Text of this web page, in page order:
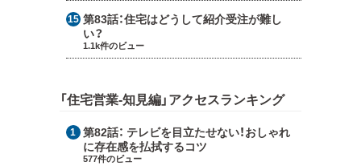
第83話：住宅はどうして紹介受注が難し
い？
1.1k件のビュー
「住宅営業-知見編」アクセスランキング
第82話： テレビを目立たせない！おしゃれ
に存在感を払拭するコツ
577件のビュー